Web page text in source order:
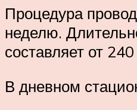
Процедура
неделю.
составляет от
В дневном